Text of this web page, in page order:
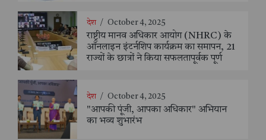
देश / October 4, 2025
राष्ट्रीय मानव अधिकार आयोग (NHRC) के
ऑनलाइन इंटर्नशिप कार्यक्रम का समापन, 21
राज्यों के छात्रों ने किया सफलतापूर्वक पूर्ण
देश / October 4, 2025
"आपकी पूंजी, आपका अधिकार" अभियान
का भव्य शुभारंभ